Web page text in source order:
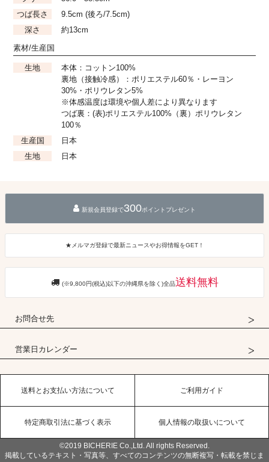
つば長さ
9.5cm (後ろ/7.5cm)
深さ
約13cm
素材/生産国
生地
本体：コットン100%
裏地（接触冷感）：ポリエステル60％・レーヨン
30%・ポリウレタン5%
※体感温度は環境や個人差により異なります
つば裏：(表)ポリエステル100%（裏）ポリウレタン
100％
生産国
日本
生地
日本
新規会員登録で300ポイントプレゼント
★メルマガ登録で最新ニュースやお得情報をGET！
(※9,800円(税込)以下の沖縄県を除く)全品送料無料
お問合せ先
営業日カレンダー
送料とお支払い方法について ご利用ガイド
特定商取引法に基づく表示 個人情報の取扱いについて
©2019 BICHERIE Co.,Ltd. All rights Reserved.
掲載しているテキスト・写真等、すべてのコンテンツの無断複写・転載を禁じま